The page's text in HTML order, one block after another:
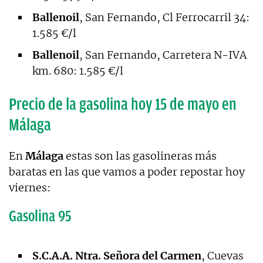
Ballenoil, San Fernando, Cl Ferrocarril 34:
1.585 €/l
Ballenoil, San Fernando, Carretera N-IVA
km. 680: 1.585 €/l
Precio de la gasolina hoy 15 de mayo en
Málaga
EnMálagaestas son las gasolineras más
baratas en las que vamos a poder repostar hoy
viernes:
Gasolina 95
S.C.A.A. Ntra. Señora del Carmen, Cuevas